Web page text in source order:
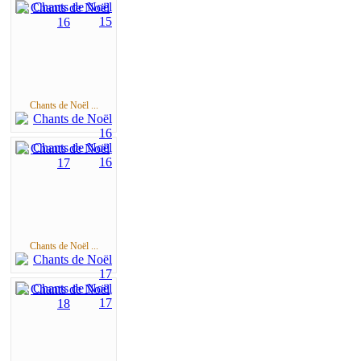
Chants de Noël ...
Chants de Noël ...